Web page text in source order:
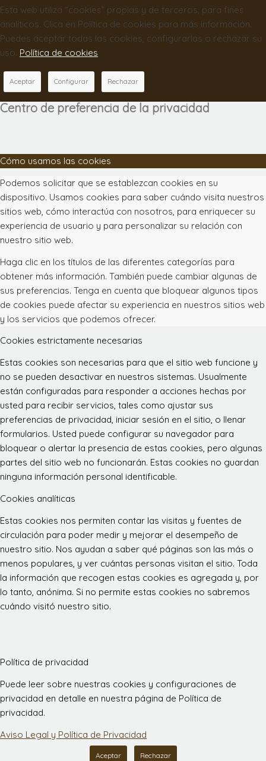
Esta web utiliza “cookies” propias y de terceros, para fines
analíticos. Clica en Política de cookies para más información.
Puedes aceptar todas las cookies, configurarlas o rechazar su
uso. Política de cookies
Aceptar Configurar Rechazar
Centro de preferencia de la privacidad
Cómo usamos las cookies
Podemos solicitar que se establezcan cookies en su
dispositivo. Usamos cookies para saber cuándo visita nuestros
sitios web, cómo interactúa con nosotros, para enriquecer su
experiencia de usuario y para personalizar su relación con
nuestro sitio web.
Haga clic en los títulos de las diferentes categorías para
obtener más información. También puede cambiar algunas de
sus preferencias. Tenga en cuenta que bloquear algunos tipos
de cookies puede afectar su experiencia en nuestros sitios web
y los servicios que podemos ofrecer.
Cookies estrictamente necesarias
Estas cookies son necesarias para que el sitio web funcione y
no se pueden desactivar en nuestros sistemas. Usualmente
están configuradas para responder a acciones hechas por
usted para recibir servicios, tales como ajustar sus
preferencias de privacidad, iniciar sesión en el sitio, o llenar
formularios. Usted puede configurar su navegador para
bloquear o alertar la presencia de estas cookies, pero algunas
partes del sitio web no funcionarán. Estas cookies no guardan
ninguna información personal identificable.
Cookies analíticas
Estas cookies nos permiten contar las visitas y fuentes de
circulación para poder medir y mejorar el desempeño de
nuestro sitio. Nos ayudan a saber qué páginas son las más o
menos populares, y ver cuántas personas visitan el sitio. Toda
la información que recogen estas cookies es agregada y, por
lo tanto, anónima. Si no permite estas cookies no sabremos
cuándo visitó nuestro sitio.
Política de privacidad
Puede leer sobre nuestras cookies y configuraciones de
privacidad en detalle en nuestra página de Política de
privacidad.
Aviso Legal y Política de Privacidad
Aceptar Rechazar